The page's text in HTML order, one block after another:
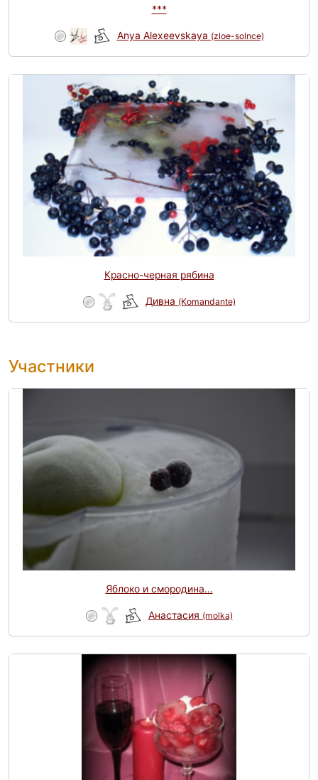
***
Anya Alexeevskaya (zloe-solnce)
Красно-черная рябина
Дивна (Komandante)
Участники
Яблоко и смородина...
Анастасия (molka)